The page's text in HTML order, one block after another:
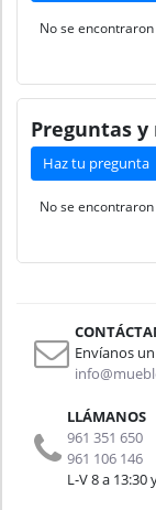
No se
Preguntas
Haz tu pregunta
No se
Envíanos
LLÁMANOS
961 351 650
961 106 146
L-V 8 a 13:30